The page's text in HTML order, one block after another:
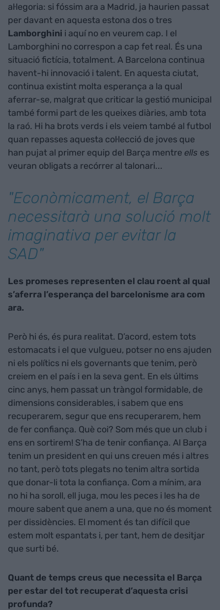
al·legoria: si fóssim ara a Madrid, ja haurien passat
per davant en aquesta estona dos o tres
Lamborghini i aquí no en veurem cap. I el
Lamborghini no correspon a cap fet real. És una
situació fictícia, totalment. A Barcelona continua
havent-hi innovació i talent. En aquesta ciutat,
continua existint molta esperança a la qual
aferrar-se, malgrat que criticar la gestió municipal
també formi part de les queixes diàries, amb tota
la raó. Hi ha brots verds i els veiem també al futbol
quan repasses aquesta col·lecció de joves que
han pujat al primer equip del Barça mentre ells es
veuran obligats a recórrer al talonari...
"Econòmicament, el Barça
necessitarà una solució molt
imaginativa per evitar la
SAD"
Les promeses representen el clau roent al qual
s’aferra l’esperança del barcelonisme ara com
ara.
Però hi és, és pura realitat. D’acord, estem tots
estomacats i el que vulgueu, potser no ens ajuden
ni els polítics ni els governants que tenim, però
creiem en el país i en la seva gent. En els últims
cinc anys, hem passat un tràngol formidable, de
dimensions considerables, i sabem que ens
recuperarem, segur que ens recuperarem, hem
de fer confiança. Què coi? Som més que un club i
ens en sortirem! S’ha de tenir confiança. Al Barça
tenim un president en qui uns creuen més i altres
no tant, però tots plegats no tenim altra sortida
que donar-li tota la confiança. Com a mínim, ara
no hi ha soroll, ell juga, mou les peces i les ha de
moure sabent que anem a una, que no és moment
per dissidències. El moment és tan difícil que
estem molt espantats i, per tant, hem de desitjar
que surti bé.
Quant de temps creus que necessita el Barça
per estar del tot recuperat d’aquesta crisi
profunda?